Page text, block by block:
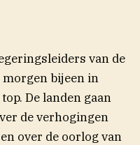
van de
morgen bijeen in
De landen gaan
de verhogingen
over de oorlog van